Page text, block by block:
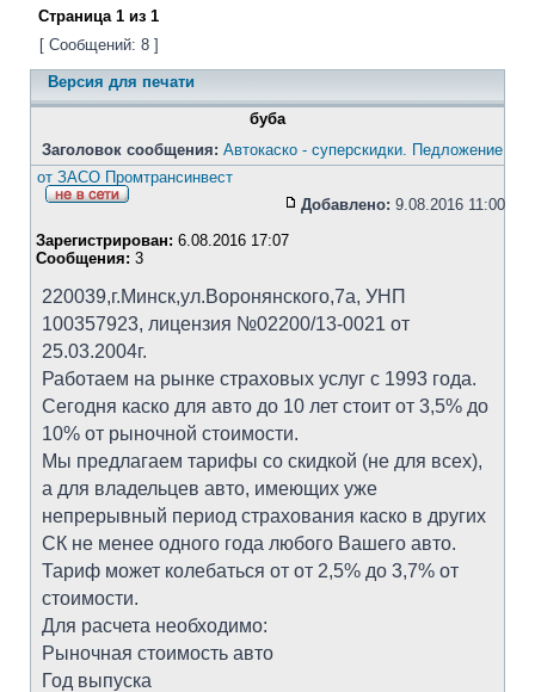
Страница 1 из 1
[ Сообщений: 8 ]
Версия для печати
буба
Заголовок сообщения: Автокаско - суперскидки. Педложение
от ЗАСО Промтрансинвест
Добавлено: 9.08.2016 11:00
Зарегистрирован: 6.08.2016 17:07
Сообщения: 3
220039,г.Минск,ул.Воронянского,7а, УНП
100357923, лицензия №02200/13-0021 от
25.03.2004г.
Работаем на рынке страховых услуг с 1993 года.
Сегодня каско для авто до 10 лет стоит от 3,5% до
10% от рыночной стоимости.
Мы предлагаем тарифы со скидкой (не для всех),
а для владельцев авто, имеющих уже
непрерывный период страхования каско в других
СК не менее одного года любого Вашего авто.
Тариф может колебаться от от 2,5% до 3,7% от
стоимости.
Для расчета необходимо:
Рыночная стоимость авто
Год выпуска